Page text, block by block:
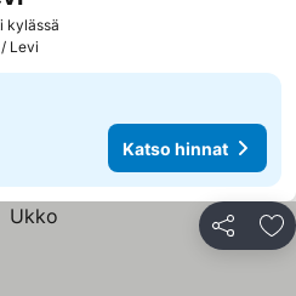
kylässä
Levi
Katso hinnat
Jaa